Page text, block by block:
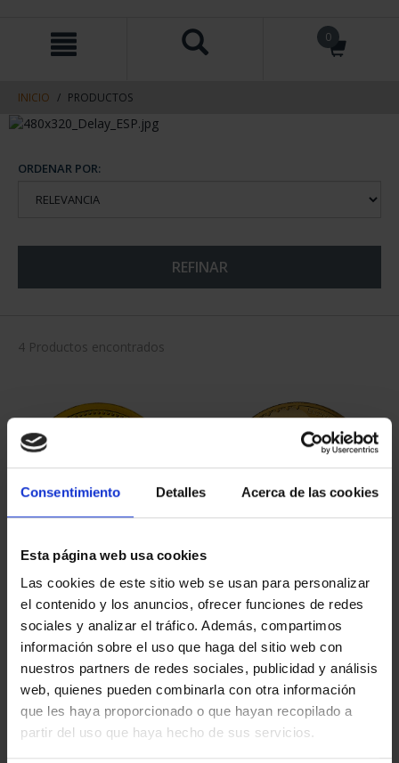
Consentimiento Detalles Acerca de las cookies
Esta página web usa cookies
Las cookies de este sitio web se usan para personalizar
el contenido y los anuncios, ofrecer funciones de redes
sociales y analizar el tráfico. Además, compartimos
información sobre el uso que haga del sitio web con
nuestros partners de redes sociales, publicidad y análisis
web, quienes pueden combinarla con otra información
que les haya proporcionado o que hayan recopilado a
partir del uso que haya hecho de sus servicios.
contenido
navegacin
0
INICIO PRODUCTOS
ORDENAR POR:
REFINAR
4 Productos encontrados
JOYAS NUMISMATICAS
IX (2019) CASA DE AUS...
245,00 €
BICENTENARIO PRADO
2 ESCUDOS PASITELES
1.245,00 €